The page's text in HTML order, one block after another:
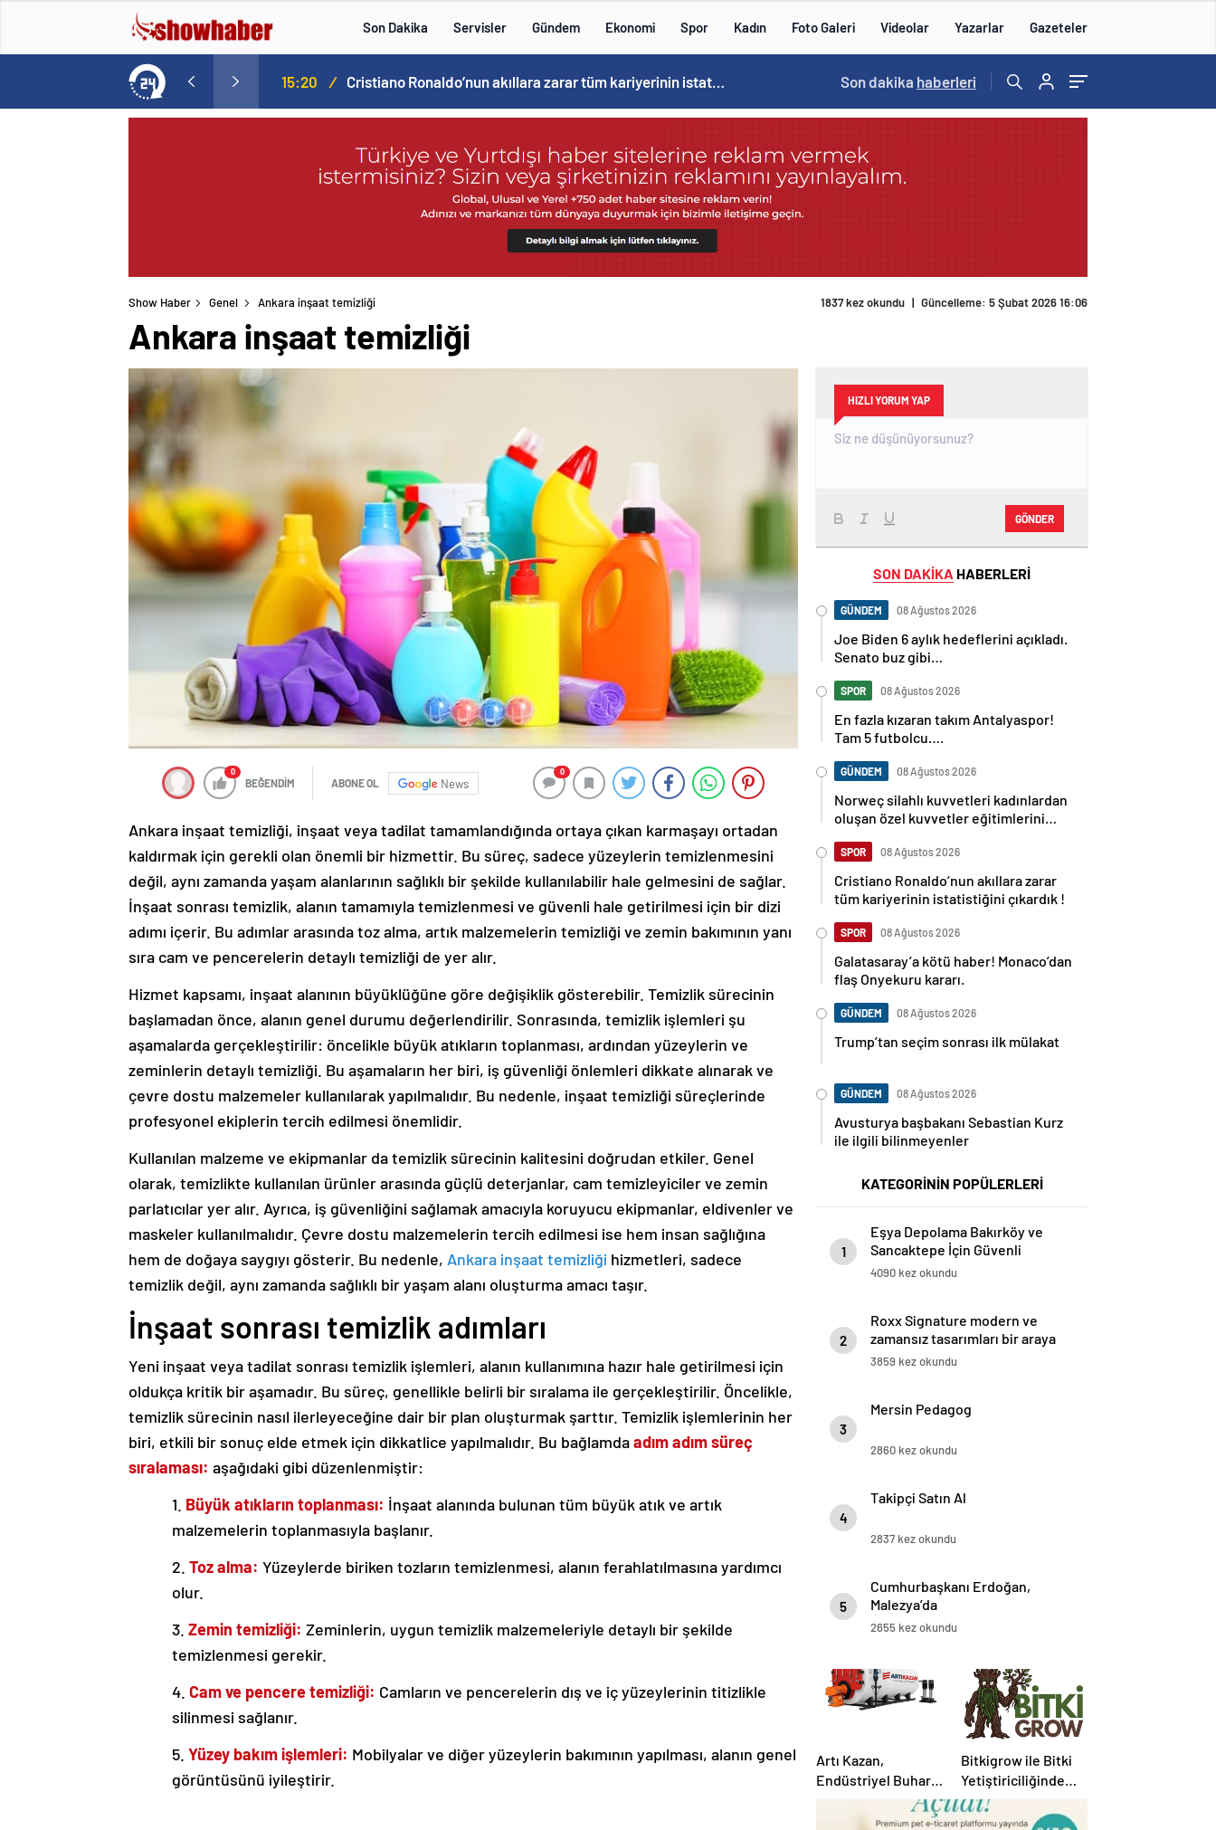
Son Dakika Servisler Gündem Ekonomi Spor Kadın Foto Galeri Videolar Yazarlar Gazeteler
Norweç silahlı kuvvetleri kadınlardan oluşan özel kuvvetler eğitimlerini başlattı. 15:20 / Cristiano Ronaldo’nun akıllara zarar tüm kariyerinin istatistiğini çıkardık ! 14:57 /
Son dakika haberleri
Show Haber Genel Ankara inşaat temizliği 1837 kez okundu | Güncelleme: 5 Şubat 2026 16:06
Ankara inşaat temizliği
0
BEĞENDİM ABONE OL News
0
Ankara inşaat temizliği, inşaat veya tadilat tamamlandığında ortaya çıkan karmaşayı ortadan
kaldırmak için gerekli olan önemli bir hizmettir. Bu süreç, sadece yüzeylerin temizlenmesini
değil, aynı zamanda yaşam alanlarının sağlıklı bir şekilde kullanılabilir hale gelmesini de sağlar.
İnşaat sonrası temizlik, alanın tamamıyla temizlenmesi ve güvenli hale getirilmesi için bir dizi
adımı içerir. Bu adımlar arasında toz alma, artık malzemelerin temizliği ve zemin bakımının yanı
sıra cam ve pencerelerin detaylı temizliği de yer alır.
Hizmet kapsamı, inşaat alanının büyüklüğüne göre değişiklik gösterebilir. Temizlik sürecinin
başlamadan önce, alanın genel durumu değerlendirilir. Sonrasında, temizlik işlemleri şu
aşamalarda gerçekleştirilir: öncelikle büyük atıkların toplanması, ardından yüzeylerin ve
zeminlerin detaylı temizliği. Bu aşamaların her biri, iş güvenliği önlemleri dikkate alınarak ve
çevre dostu malzemeler kullanılarak yapılmalıdır. Bu nedenle, inşaat temizliği süreçlerinde
profesyonel ekiplerin tercih edilmesi önemlidir.
Kullanılan malzeme ve ekipmanlar da temizlik sürecinin kalitesini doğrudan etkiler. Genel
olarak, temizlikte kullanılan ürünler arasında güçlü deterjanlar, cam temizleyiciler ve zemin
parlatıcılar yer alır. Ayrıca, iş güvenliğini sağlamak amacıyla koruyucu ekipmanlar, eldivenler ve
maskeler kullanılmalıdır. Çevre dostu malzemelerin tercih edilmesi ise hem insan sağlığına
hem de doğaya saygıyı gösterir. Bu nedenle, Ankara inşaat temizliği hizmetleri, sadece
temizlik değil, aynı zamanda sağlıklı bir yaşam alanı oluşturma amacı taşır.
İnşaat sonrası temizlik adımları
Yeni inşaat veya tadilat sonrası temizlik işlemleri, alanın kullanımına hazır hale getirilmesi için
oldukça kritik bir aşamadır. Bu süreç, genellikle belirli bir sıralama ile gerçekleştirilir. Öncelikle,
temizlik sürecinin nasıl ilerleyeceğine dair bir plan oluşturmak şarttır. Temizlik işlemlerinin her
biri, etkili bir sonuç elde etmek için dikkatlice yapılmalıdır. Bu bağlamdaadım adım süreç
sıralaması: aşağıdaki gibi düzenlenmiştir:
1. Büyük atıkların toplanması: İnşaat alanında bulunan tüm büyük atık ve artık
malzemelerin toplanmasıyla başlanır.
2. Toz alma: Yüzeylerde biriken tozların temizlenmesi, alanın ferahlatılmasına yardımcı
olur.
3. Zemin temizliği: Zeminlerin, uygun temizlik malzemeleriyle detaylı bir şekilde
temizlenmesi gerekir.
4. Cam ve pencere temizliği: Camların ve pencerelerin dış ve iç yüzeylerinin titizlikle
silinmesi sağlanır.
5. Yüzey bakım işlemleri: Mobilyalar ve diğer yüzeylerin bakımının yapılması, alanın genel
görüntüsünü iyileştirir.
HIZLI YORUM YAP
GÖNDER
SON DAKİKA HABERLERİ
GÜNDEM 08 Ağustos 2026
Joe Biden 6 aylık hedeflerini açıkladı.
Senato buz gibi…
SPOR 08 Ağustos 2026
En fazla kızaran takım Antalyaspor!
Tam 5 futbolcu….
GÜNDEM 08 Ağustos 2026
Norweç silahlı kuvvetleri kadınlardan
oluşan özel kuvvetler eğitimlerini
SPOR 08 Ağustos 2026
Cristiano Ronaldo’nun akıllara zarar
tüm kariyerinin istatistiğini çıkardık !
SPOR 08 Ağustos 2026
Galatasaray’a kötü haber! Monaco’dan
flaş Onyekuru kararı.
GÜNDEM 08 Ağustos 2026
Trump’tan seçim sonrası ilk mülakat
GÜNDEM 08 Ağustos 2026
Avusturya başbakanı Sebastian Kurz
ile ilgili bilinmeyenler
KATEGORİNİN POPÜLERLERİ
1
Eşya Depolama Bakırköy ve
Sancaktepe İçin Güvenli
İklimlendirmeli Çözüm
4090 kez okundu
2
Roxx Signature modern ve
zamansız tasarımları bir araya
getiriyor
3859 kez okundu
3
Mersin Pedagog
2860 kez okundu
4
Takipçi Satın Al
2837 kez okundu
5
Cumhurbaşkanı Erdoğan,
Malezya’da
2655 kez okundu
Artı Kazan,
Endüstriyel Buhar
Kazanı
Çözümleriyle
Bitkigrow ile Bitki
Yetiştiriciliğinde
Doğru Ekipman ve
Ürün Seçimi